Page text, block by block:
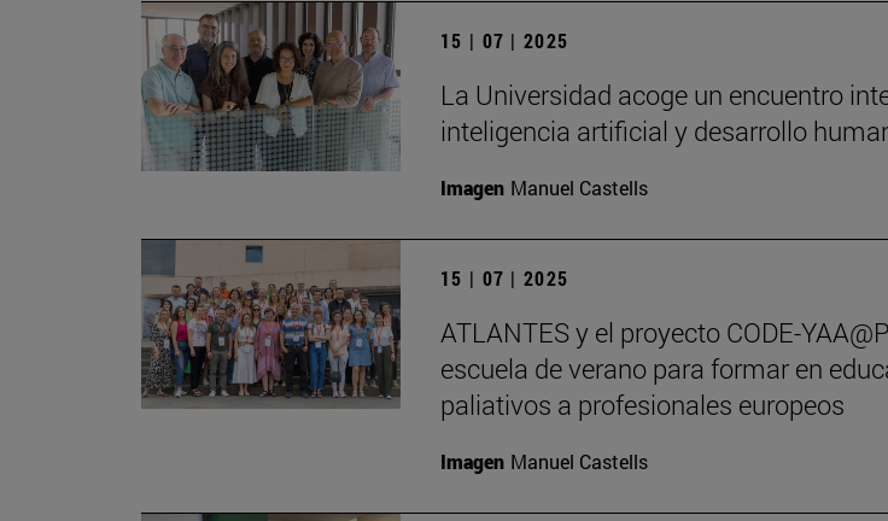
15 | 07 | 2025
La Universidad acoge un encuentro
inteligencia artificial y desarrollo
Imagen Manuel Castells
15 | 07 | 2025
ATLANTES y el proyecto CODE-
escuela de verano para formar en
paliativos a profesionales europeos
Imagen Manuel Castells